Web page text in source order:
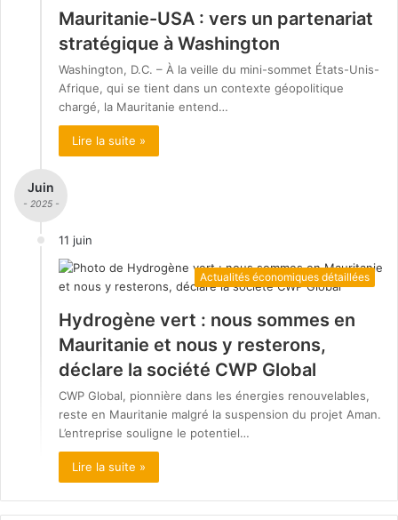
Mauritanie-USA : vers un partenariat
stratégique à Washington
Washington, D.C. – À la veille du mini-sommet États-Unis-
Afrique, qui se tient dans un contexte géopolitique
chargé, la Mauritanie entend…
Lire la suite »
Juin
- 2025 -
11 juin
Actualités économiques détaillées
Hydrogène vert : nous sommes en
Mauritanie et nous y resterons,
déclare la société CWP Global
CWP Global, pionnière dans les énergies renouvelables,
reste en Mauritanie malgré la suspension du projet Aman.
L’entreprise souligne le potentiel…
Lire la suite »